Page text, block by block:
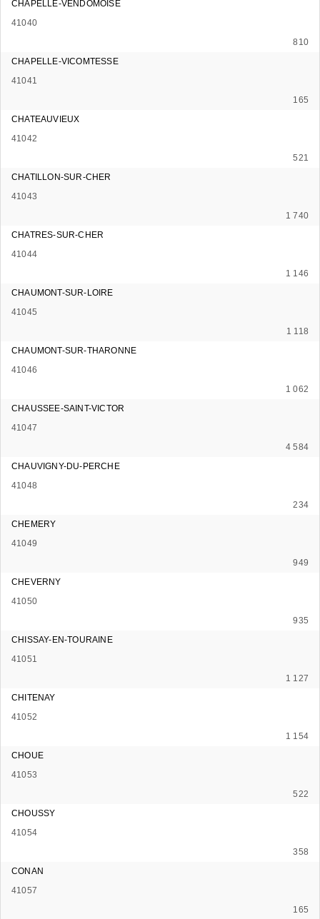
CHAPELLE-VENDOMOISE
41040
810
CHAPELLE-VICOMTESSE
41041
165
CHATEAUVIEUX
41042
521
CHATILLON-SUR-CHER
41043
1 740
CHATRES-SUR-CHER
41044
1 146
CHAUMONT-SUR-LOIRE
41045
1 118
CHAUMONT-SUR-THARONNE
41046
1 062
CHAUSSEE-SAINT-VICTOR
41047
4 584
CHAUVIGNY-DU-PERCHE
41048
234
CHEMERY
41049
949
CHEVERNY
41050
935
CHISSAY-EN-TOURAINE
41051
1 127
CHITENAY
41052
1 154
CHOUE
41053
522
CHOUSSY
41054
358
CONAN
41057
165